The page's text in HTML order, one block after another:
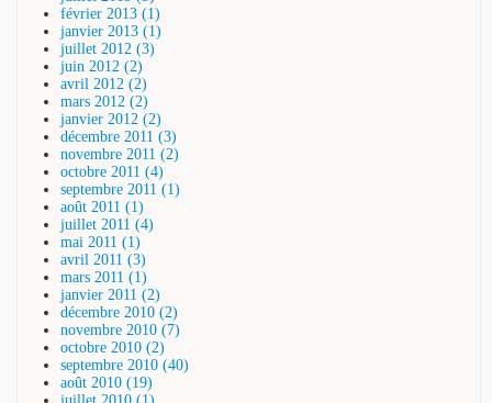
février 2013 (1)
janvier 2013 (1)
juillet 2012 (3)
juin 2012 (2)
avril 2012 (2)
mars 2012 (2)
janvier 2012 (2)
décembre 2011 (3)
novembre 2011 (2)
octobre 2011 (4)
septembre 2011 (1)
août 2011 (1)
juillet 2011 (4)
mai 2011 (1)
avril 2011 (3)
mars 2011 (1)
janvier 2011 (2)
décembre 2010 (2)
novembre 2010 (7)
octobre 2010 (2)
septembre 2010 (40)
août 2010 (19)